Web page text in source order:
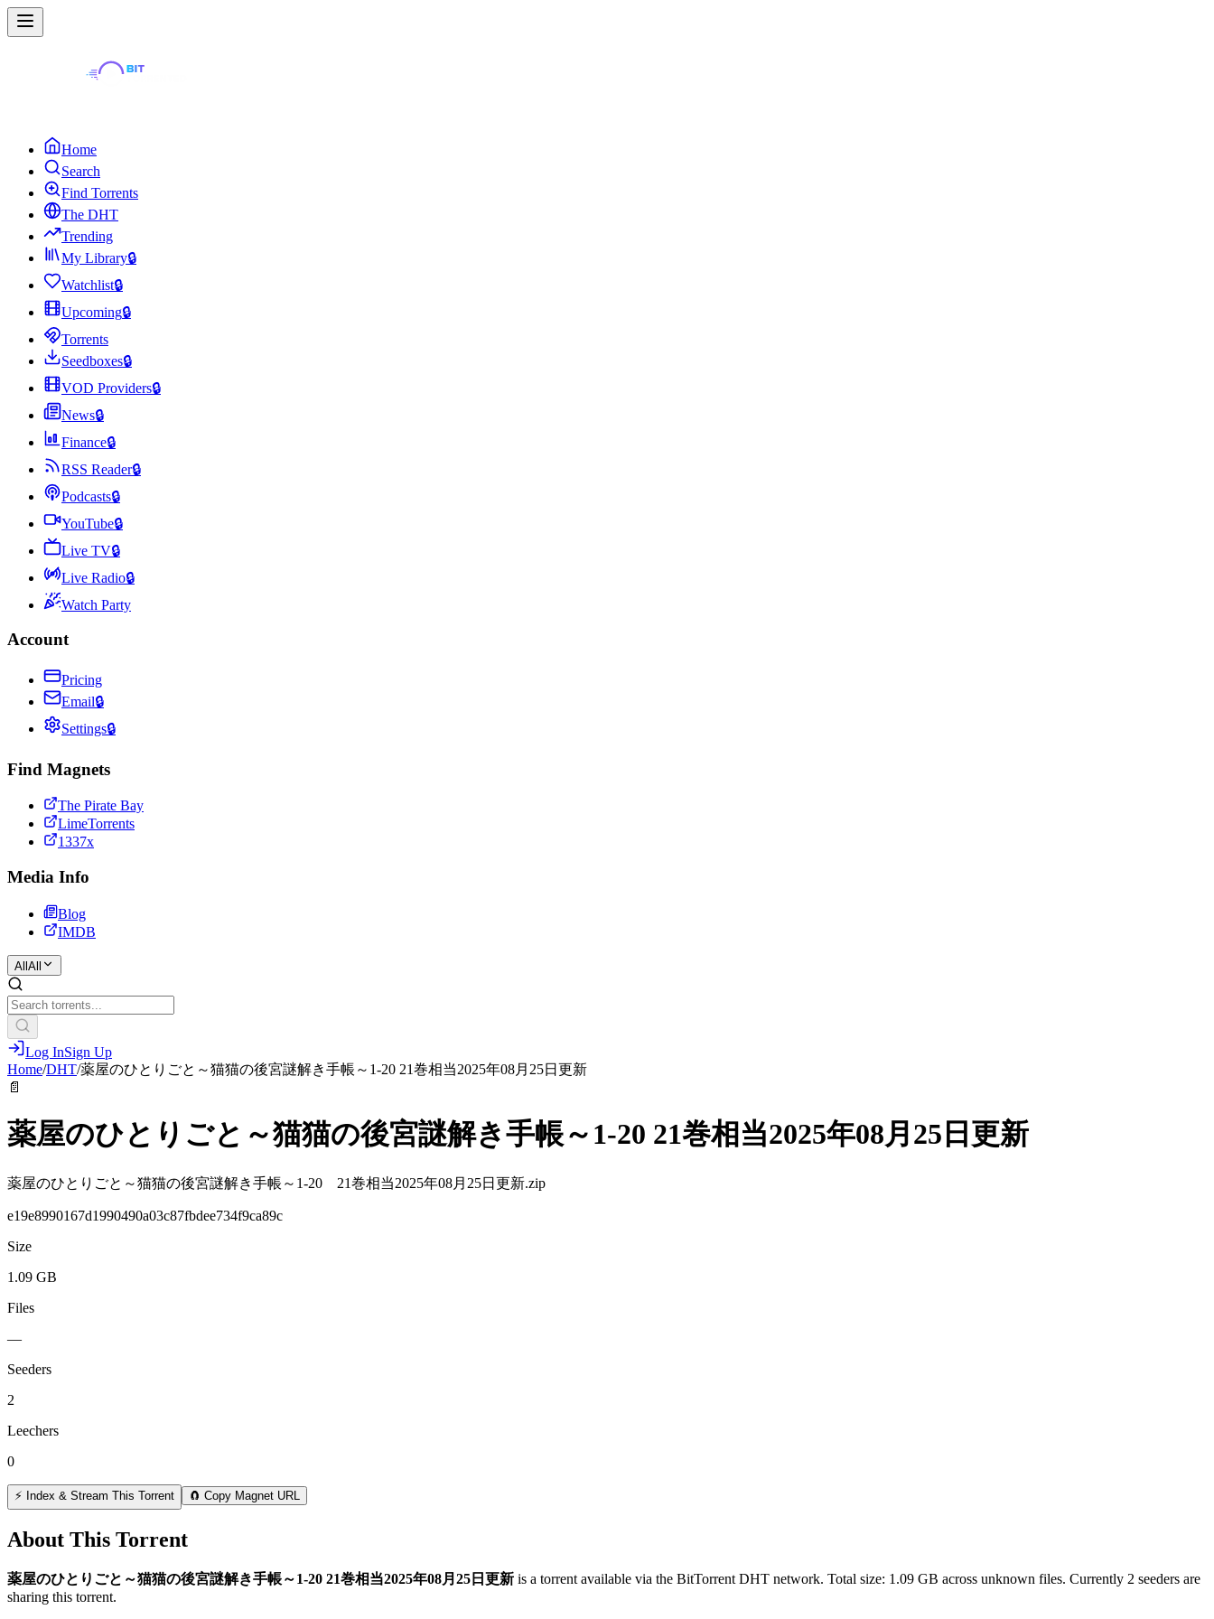
Home
Search
Find Torrents
The DHT
Trending
My Library🔒
Watchlist🔒
Upcoming🔒
Torrents
Seedboxes🔒
VOD Providers🔒
News🔒
Finance🔒
RSS Reader🔒
Podcasts🔒
YouTube🔒
Live TV🔒
Live Radio🔒
Watch Party
Account
Pricing
Email🔒
Settings🔒
Find Magnets
The Pirate Bay
LimeTorrents
1337x
Media Info
Blog
IMDB
All All
Log InSign Up
Home/DHT/薬屋のひとりごと～猫猫の後宮謎解き手帳～1-20 21巻相当2025年08月25日更新
📄
薬屋のひとりごと～猫猫の後宮謎解き手帳～1-20 21巻相当2025年08月25日更新
薬屋のひとりごと～猫猫の後宮謎解き手帳～1-20 21巻相当2025年08月25日更新.zip
e19e8990167d1990490a03c87fbdee734f9ca89c
Size
1.09 GB
Files
—
Seeders
2
Leechers
0
⚡ Index & Stream This Torrent 🧲 Copy Magnet URL
About This Torrent
薬屋のひとりごと～猫猫の後宮謎解き手帳～1-20 21巻相当2025年08月25日更新 is a torrent available via the BitTorrent DHT network. Total size: 1.09 GB across unknown files. Currently 2 seeders are
sharing this torrent.